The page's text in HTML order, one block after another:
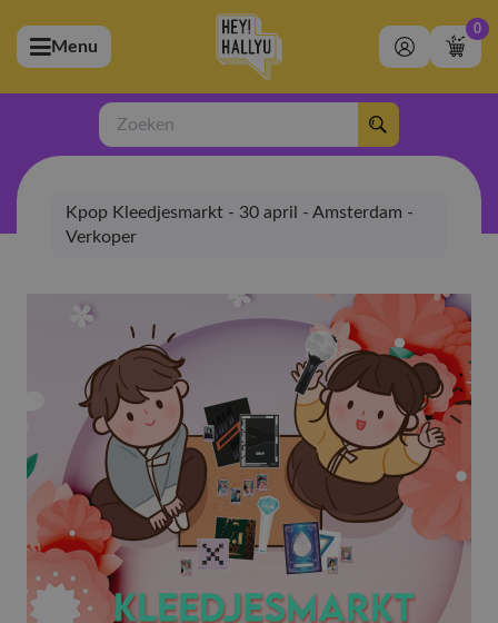
(Artiesten)
(Merchandise)
(Exclusive)
(Winkel)
Menu
0
Zoeken
Kpop Kleedjesmarkt - 30 april - Amsterdam -
Verkoper